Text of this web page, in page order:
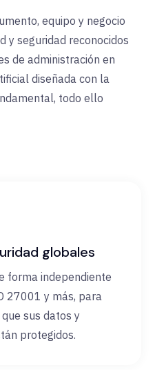
equipo y negocio
y seguridad reconocidos
de administración en
diseñada con la
todo ello
globales
forma independiente
27001 y más, para
sus datos y
protegidos.